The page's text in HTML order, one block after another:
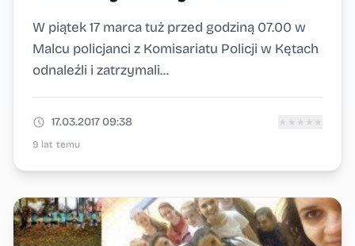
W piątek 17 marca tuż przed godziną 07.00 w
Malcu policjanci z Komisariatu Policji w Kętach
odnaleźli i zatrzymali...
17.03.2017 09:38 ★ ★ ★ ★ ★
9 lat temu